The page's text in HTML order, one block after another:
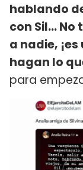
hablando
con Sil...
a nadie,
hagan lo
para